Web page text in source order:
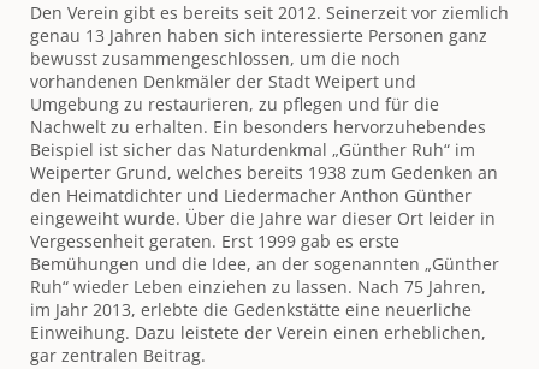
Den Verein gibt es bereits seit 2012. Seinerzeit vor ziemlich
genau 13 Jahren haben sich interessierte Personen ganz
bewusst zusammengeschlossen, um die noch
vorhandenen Denkmäler der Stadt Weipert und
Umgebung zu restaurieren, zu pflegen und für die
Nachwelt zu erhalten. Ein besonders hervorzuhebendes
Beispiel ist sicher das Naturdenkmal „Günther Ruh“ im
Weiperter Grund, welches bereits 1938 zum Gedenken an
den Heimatdichter und Liedermacher Anthon Günther
eingeweiht wurde. Über die Jahre war dieser Ort leider in
Vergessenheit geraten. Erst 1999 gab es erste
Bemühungen und die Idee, an der sogenannten „Günther
Ruh“ wieder Leben einziehen zu lassen. Nach 75 Jahren,
im Jahr 2013, erlebte die Gedenkstätte eine neuerliche
Einweihung. Dazu leistete der Verein einen erheblichen,
gar zentralen Beitrag.